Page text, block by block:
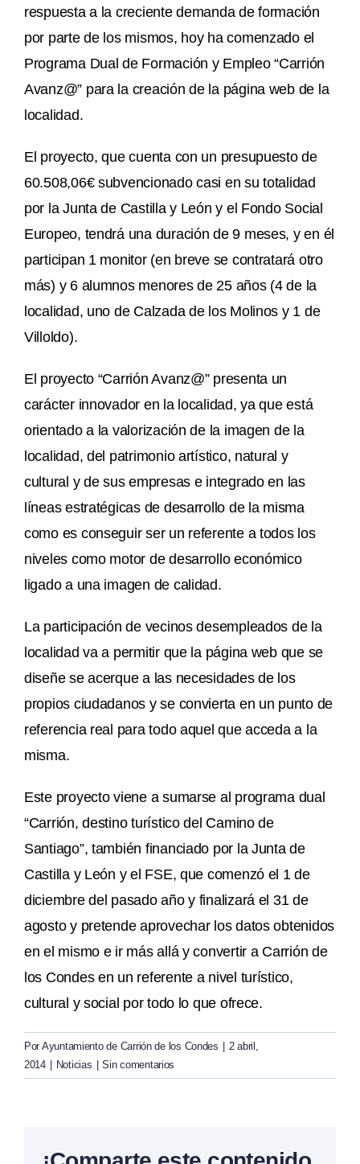
respuesta a la creciente demanda de formación
por parte de los mismos, hoy ha comenzado el
Programa Dual de Formación y Empleo “Carrión
Avanz@” para la creación de la página web de la
localidad.
El proyecto, que cuenta con un presupuesto de
60.508,06€ subvencionado casi en su totalidad
por la Junta de Castilla y León y el Fondo Social
Europeo, tendrá una duración de 9 meses, y en él
participan 1 monitor (en breve se contratará otro
más) y 6 alumnos menores de 25 años (4 de la
localidad, uno de Calzada de los Molinos y 1 de
Villoldo).
El proyecto “Carrión Avanz@” presenta un
carácter innovador en la localidad, ya que está
orientado a la valorización de la imagen de la
localidad, del patrimonio artístico, natural y
cultural y de sus empresas e integrado en las
líneas estratégicas de desarrollo de la misma
como es conseguir ser un referente a todos los
niveles como motor de desarrollo económico
ligado a una imagen de calidad.
La participación de vecinos desempleados de la
localidad va a permitir que la página web que se
diseñe se acerque a las necesidades de los
propios ciudadanos y se convierta en un punto de
referencia real para todo aquel que acceda a la
misma.
Este proyecto viene a sumarse al programa dual
“Carrión, destino turístico del Camino de
Santiago”, también financiado por la Junta de
Castilla y León y el FSE, que comenzó el 1 de
diciembre del pasado año y finalizará el 31 de
agosto y pretende aprovechar los datos obtenidos
en el mismo e ir más allá y convertir a Carrión de
los Condes en un referente a nivel turístico,
cultural y social por todo lo que ofrece.
Por Ayuntamiento de Carrión de los Condes
2 abril,
2014
Noticias Sin comentarios